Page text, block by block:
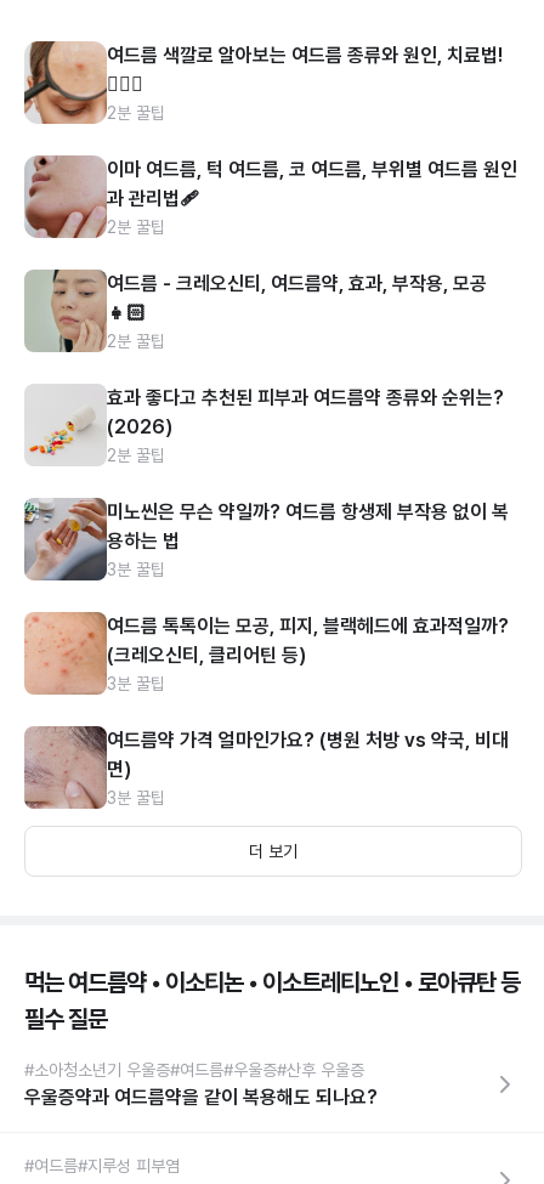
여드름 색깔로 알아보는 여드름 종류와 원인, 치료법!
👩🏻‍⚕️
2분 꿀팁
이마 여드름, 턱 여드름, 코 여드름, 부위별 여드름 원인
과 관리법🩹
2분 꿀팁
여드름 - 크레오신티, 여드름약, 효과, 부작용, 모공
👧🏻
2분 꿀팁
효과 좋다고 추천된 피부과 여드름약 종류와 순위는?
(2026)
2분 꿀팁
미노씬은 무슨 약일까? 여드름 항생제 부작용 없이 복
용하는 법
3분 꿀팁
여드름 톡톡이는 모공, 피지, 블랙헤드에 효과적일까?
(크레오신티, 클리어틴 등)
3분 꿀팁
여드름약 가격 얼마인가요? (병원 처방 vs 약국, 비대
면)
3분 꿀팁
더 보기
먹는 여드름약 • 이소티논 • 이소트레티노인 • 로아큐탄 등
필수 질문
#소아청소년기 우울증#여드름#우울증#산후 우울증
우울증약과 여드름약을 같이 복용해도 되나요?
#여드름#지루성 피부염